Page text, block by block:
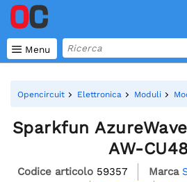
 Menu
Opencircuit Elettronica Moduli
Sparkfun
AW-
Codice articolo 59357 Marca